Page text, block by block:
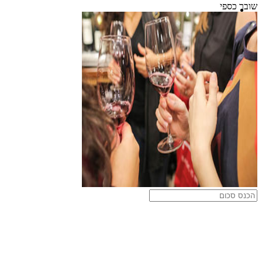
שובר כספי